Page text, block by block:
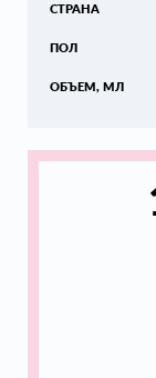
СТРАНА
ПОЛ
ОБЪЕМ, МЛ